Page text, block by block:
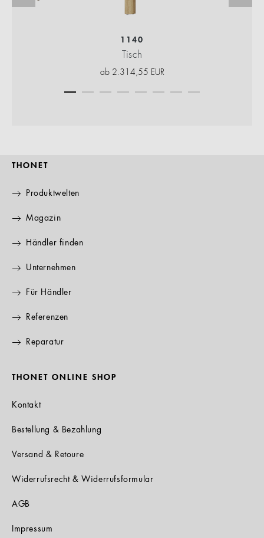
1140
Tisch
ab 2.314,55 EUR
THONET
Produktwelten
Magazin
Händler finden
Unternehmen
Für Händler
Referenzen
Reparatur
THONET ONLINE SHOP
Kontakt
Bestellung & Bezahlung
Versand & Retoure
Widerrufsrecht & Widerrufsformular
AGB
Impressum